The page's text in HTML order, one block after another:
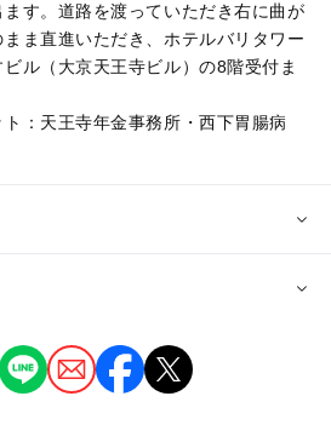
す。道路を渡っていただき右に曲が
ま直進いただき、ホテルバリタワー
ル（大京天王寺ビル）の8階受付ま
：天王寺年金事務所・西下胃腸病
ミニイベント